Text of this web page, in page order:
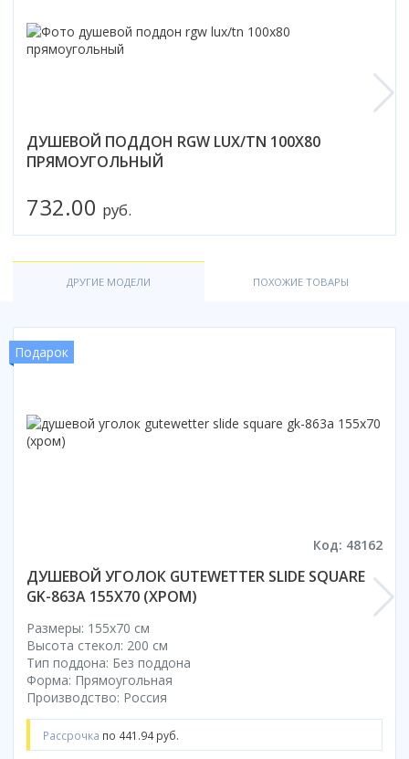
Способ открывания
С открывающейся дверью
Высокие
До 200 см
Сифоны
Коврик для душевой кабины
Смотреть все
ДУШЕВОЙ ПОДДОН RGW LUX/TN 100X80
ПРЯМОУГОЛЬНЫЙ
732.00 руб.
ДРУГИЕ МОДЕЛИ ПОХОЖИЕ ТОВАРЫ
Подарок
Код: 48162
ДУШЕВОЙ УГОЛОК GUTEWETTER SLIDE SQUARE
GK-863A 155X70 (ХРОМ)
Размеры: 155x70 cм
Высота стекол: 200 см
Тип поддона: Без поддона
Форма: Прямоугольная
Производство: Россия
Рассрочка по 441.94 руб.